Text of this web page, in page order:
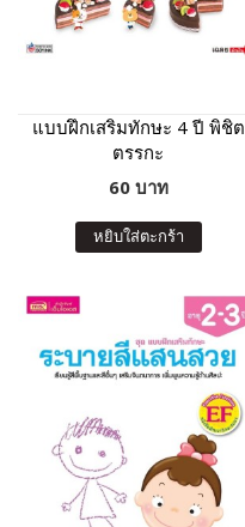
แบบฝึกเสริมทักษะ 4 ปี พิชิต
ตรรกะ
60 บาท
หยิบใส่ตะกร้า